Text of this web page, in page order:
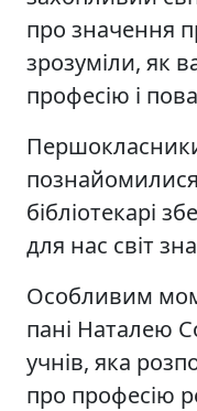
про значення
зрозуміли, як
професію і
Першокласники
бібліотекарі
для нас світ
Особливим
пані Наталею
учнів, яка
про професію